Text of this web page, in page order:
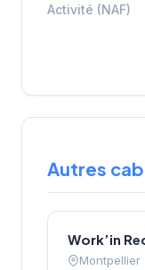
Activité (NAF)
Autres
Montpellier